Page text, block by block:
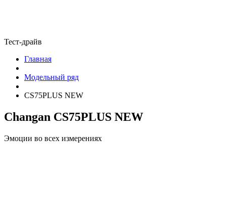
Тест-драйв
Главная
Модельный ряд
CS75PLUS NEW
Changan CS75PLUS NEW
Эмоции во всех измерениях